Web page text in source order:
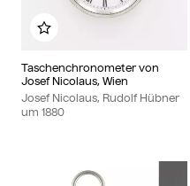
Taschenchronometer von
Josef Nicolaus, Wien
Josef Nicolaus, Rudolf Hübner
um 1880
Zu meinem Album